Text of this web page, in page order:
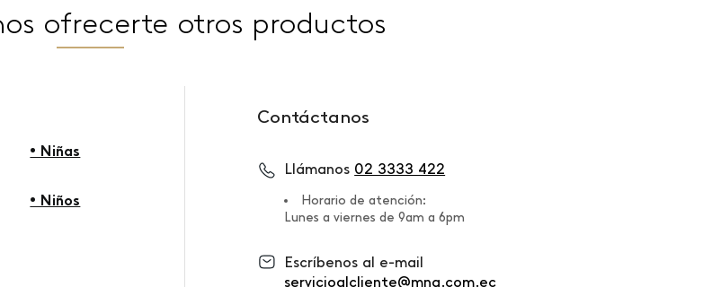
ofrecerte otros productos
• Niñas
• Niños
Contáctanos
Llámanos 02 3333 422
Horario de atención:
Lunes a viernes de 9am a 6pm
Escríbenos al e-mail
servicioalcliente@mng.com.ec